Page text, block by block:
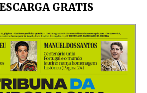
GRATIS